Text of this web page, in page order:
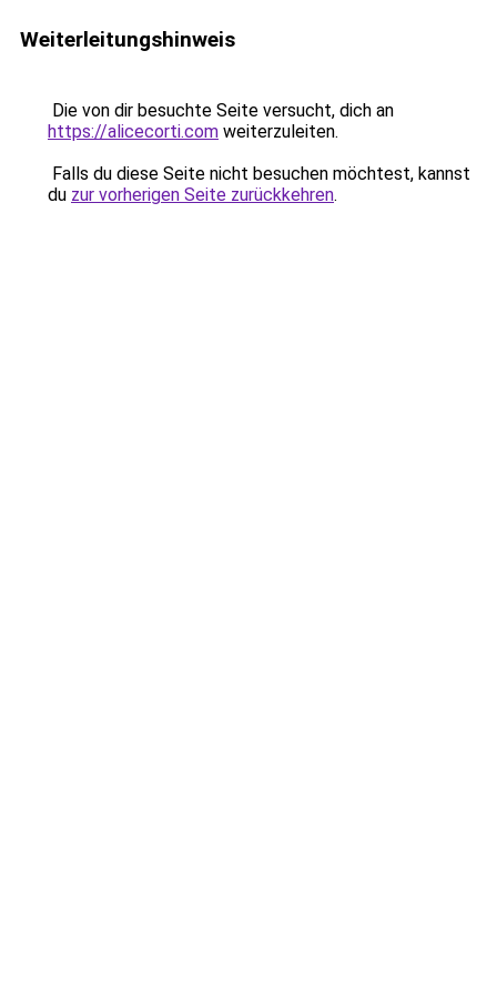
Weiterleitungshinweis
Die von dir besuchte Seite versucht, dich an
https://alicecorti.com weiterzuleiten.
Falls du diese Seite nicht besuchen möchtest, kannst
du zur vorherigen Seite zurückkehren.